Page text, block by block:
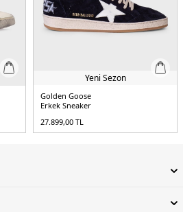
Yeni Sezon
Golden Goose
Erkek Sneaker
27.899,00 TL